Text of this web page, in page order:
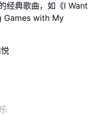
经典歌曲，如《I Want
Games with My